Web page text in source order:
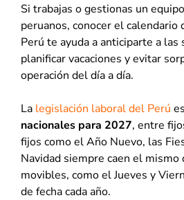
Si trabajas o gestionas un
peruanos, conocer el calendario
Perú te ayuda a anticiparte a las
planificar vacaciones y evitar
operación del día a día.
La legislación laboral del Perú
nacionales para 2027, entre
fijos como el Año Nuevo, las
Navidad siempre caen el
movibles, como el Jueves y
de fecha cada año.